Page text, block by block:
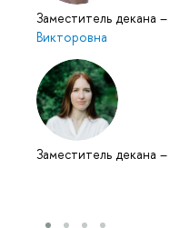
Заместитель декана –
Викторовна
Заместитель декана –